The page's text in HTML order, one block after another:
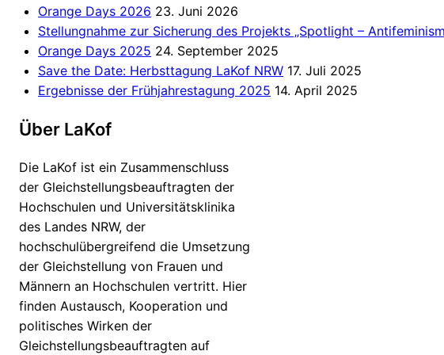
Orange Days 2026 23. Juni 2026
Stellungnahme zur Sicherung des Projekts „Spotlight –
Orange Days 2025 24. September 2025
Save the Date: Herbsttagung LaKof NRW 17. Juli 2025
Ergebnisse der Frühjahrestagung 2025 14. April 2025
Über LaKof
Die LaKof ist ein Zusammenschluss
der Gleichstellungsbeauftragten der
Hochschulen und Universitätsklinika
des Landes NRW, der
hochschulübergreifend die Umsetzung
der Gleichstellung von Frauen und
Männern an Hochschulen vertritt. Hier
finden Austausch, Kooperation und
politisches Wirken der
Gleichstellungsbeauftragten auf